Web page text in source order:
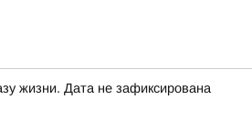
жизни. Дата не зафиксирована